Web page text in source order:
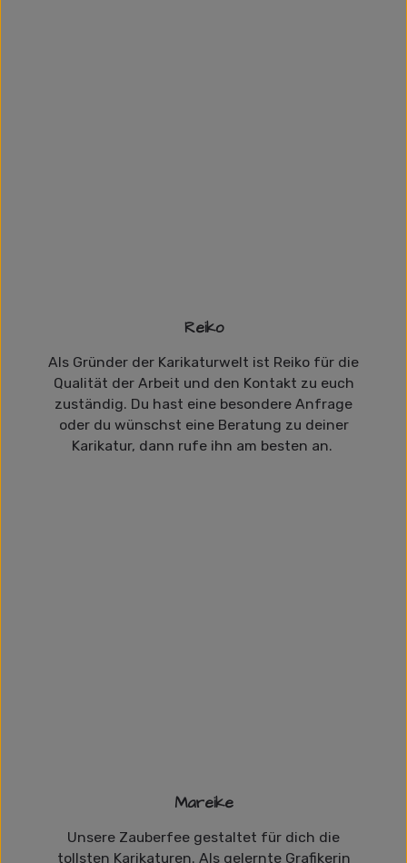
Reiko
Als Gründer der Karikaturwelt ist Reiko für die
Qualität der Arbeit und den Kontakt zu euch
zuständig. Du hast eine besondere Anfrage
oder du wünschst eine Beratung zu deiner
Karikatur, dann rufe ihn am besten an.
Mareike
Unsere Zauberfee gestaltet für dich die
tollsten Karikaturen. Als gelernte Grafikerin